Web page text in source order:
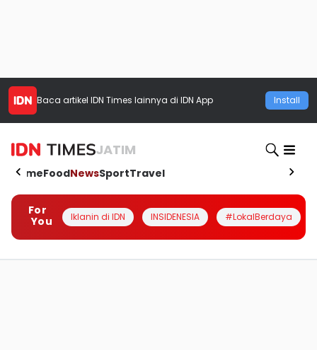
Baca artikel IDN Times lainnya di IDN App Install
JATIM
HomeFoodNewsSportTravel
For
You
Iklanin di IDN INSIDENESIA #LokalBerdaya